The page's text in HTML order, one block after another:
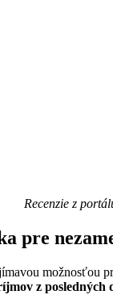
Recenzie z
pre
možnosťou
z posledných